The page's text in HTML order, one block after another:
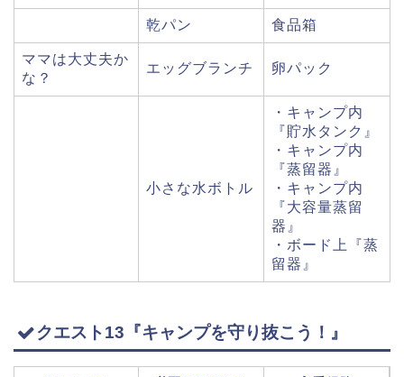
乾パン 食品箱
ママは大丈夫か
な？
エッグブランチ 卵パック
小さな水ボトル
・キャンプ内
『貯水タンク』
・キャンプ内
『蒸留器』
・キャンプ内
『大容量蒸留
器』
・ボード上『蒸
留器』
クエスト13『キャンプを守り抜こう！』